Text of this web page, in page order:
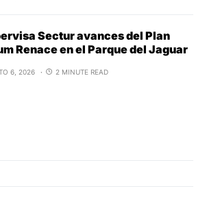
Sectur avances del Plan
Renace en el Parque del Jaguar
6, 2026 2 MINUTE READ